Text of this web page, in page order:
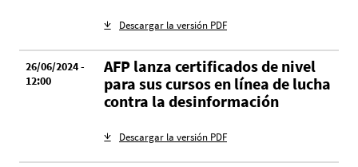
Descargar la versión PDF
26/06/2024 -
12:00
AFP lanza certificados de nivel
para sus cursos en línea de lucha
contra la desinformación
Descargar la versión PDF